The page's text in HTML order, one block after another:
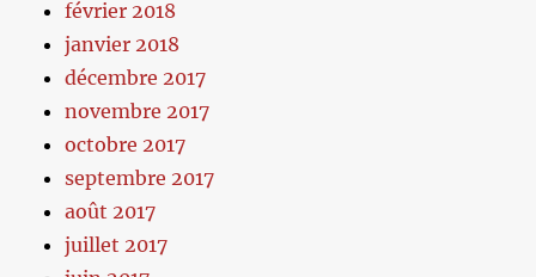
février 2018
janvier 2018
décembre 2017
novembre 2017
octobre 2017
septembre 2017
août 2017
juillet 2017